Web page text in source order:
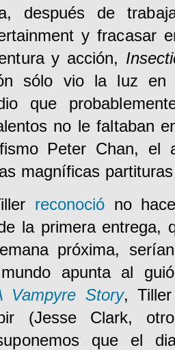
después de
y fracasar
y acción,
sólo vio la luz en
que
no le faltaban
Peter Chan, el
magníficas
reconocióno
la primera entrega,
próxima,
apunta al
Vampyre Story,
(Jesse Clark,
que el